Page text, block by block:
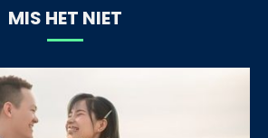
MIS HET NIET